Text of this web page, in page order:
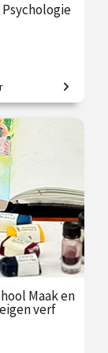
denkers.
sep.
Maak en
verf